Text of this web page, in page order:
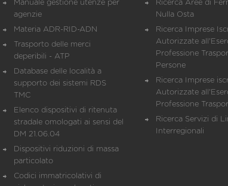
Manuale gestione utenze per
agenzie
Materia ADR-RID-ADN
Trasporto delle merci
deperibili - ATP
Database delle località a
supporto dei sistemi RDS
TMC
Elenco dispositivi di ritenuta
stradale omologati ai sensi del
DM 21.06.04
Dispositivi riduzioni di massa
particolato
Codici immatricolativi di
Ricerca Aree di
Nulla Osta
Ricerca Imprese
Autorizzate
Professione
Persone
Ricerca Imprese
Autorizzate
Professione
Ricerca Servizi di
Interregionali